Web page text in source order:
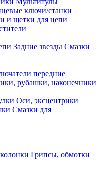
Мультитулы
ключи/станки
и щетки для цепи
Задние звезды Смазки
передние
рубашки, наконечники
Оси, эксцентрики
Смазки для
Грипсы, обмотки